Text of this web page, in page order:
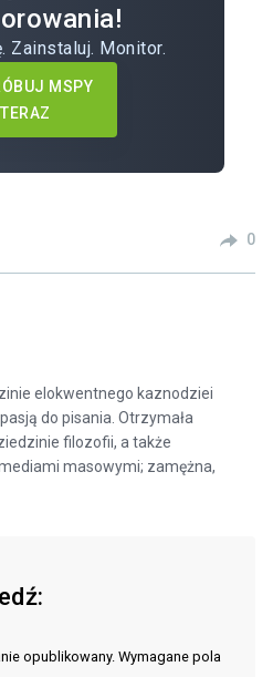
Zainstaluj. Monitor.
MSPY
TERAZ
0
elokwentnego kaznodziei
do pisania. Otrzymała
filozofii, a także
masowymi; zamężna,
opublikowany. Wymagane pola